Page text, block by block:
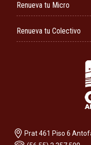
Renueva tu Micro
Renueva tu Colectivo
Prat 461 Piso 6